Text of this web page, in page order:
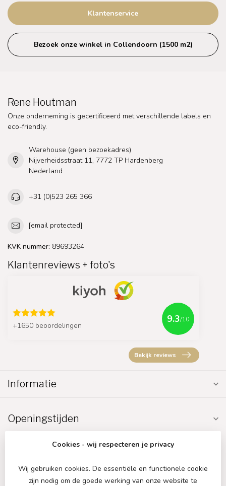
Klantenservice
Bezoek onze winkel in Collendoorn (1500 m2)
Rene Houtman
Onze onderneming is gecertificeerd met verschillende labels en
eco-friendly.
Warehouse (geen bezoekadres)
Nijverheidsstraat 11, 7772 TP Hardenberg
Nederland
+31 (0)523 265 366
[email protected]
KVK nummer: 89693264
Klantenreviews + foto's
+1650 beoordelingen
9.3/10
Bekijk reviews
Informatie
Openingstijden
Cookies - wij respecteren je privacy
Wij gebruiken cookies. De essentiële en functionele cookie
zijn nodig om de goede werking van onze website te